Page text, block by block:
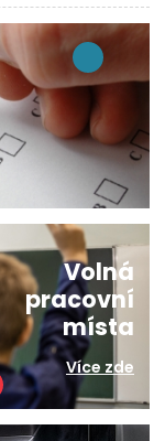
Volná
pracovní
místa
Více zde